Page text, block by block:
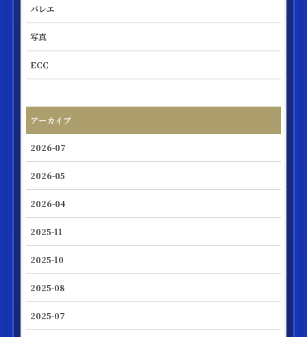
バレエ
写真
ECC
アーカイブ
2026-07
2026-05
2026-04
2025-11
2025-10
2025-08
2025-07